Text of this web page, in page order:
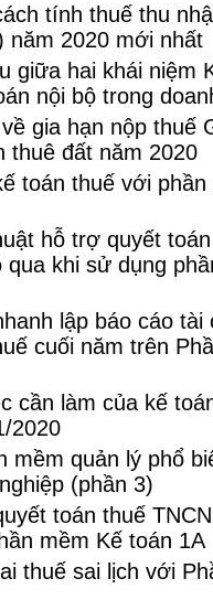
tính thuế thu
năm 2020 mới nhất
giữa hai khái niệm
nội bộ trong
gia hạn nộp thuế
thuê đất năm 2020
toán thuế với phần
hỗ trợ quyết
qua khi sử dụng
lập báo cáo tài
cuối năm trên
cần làm của kế
2020
mềm quản lý phổ
(phần 3)
toán thuế
mềm Kế toán 1A
thuế sai lịch với